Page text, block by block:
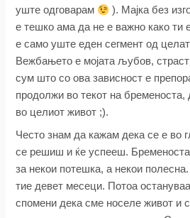
уште одговарам
). Мајка без
е тешко ама да не е важно како ти
е само уште еден сегмент од
Вежбањето е мојата љубов,
сум што со ова зависност е
продолжи во текот на бременоста,
во целиот живот ;).
Често знам да кажам дека се е во
се решиш и ќе успееш.
за некои потешка, а некои
тие девет месеци. Потоа
спомени дека сме носеле живот и